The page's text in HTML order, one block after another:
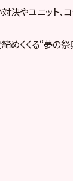
決やユニット、
めくくる“夢の